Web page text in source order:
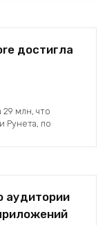
достигла
29 млн, что
Рунета, по
аудитории